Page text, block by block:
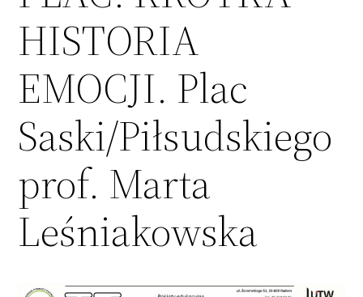
HISTORIA
EMOCJI. Plac
Saski/Piłsudskiego
prof. Marta
Leśniakowska